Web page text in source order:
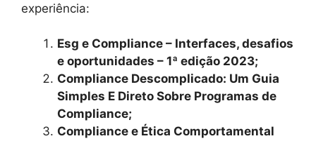
experiência:
Esg e Compliance – Interfaces, desafios
e oportunidades – 1ª edição 2023;
Compliance Descomplicado: Um Guia
Simples E Direto Sobre Programas de
Compliance;
Compliance e Ética Comportamental